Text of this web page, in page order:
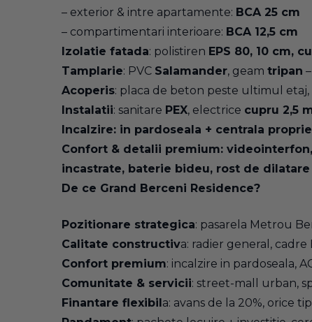
– exterior & intre apartamente: BCA 25 cm
– compartimentari interioare: BCA 12,5 cm
Izolatie fatada: polistiren EPS 80, 10 cm,
Tamplarie: PVC Salamander, geam tripan
Acoperis: placa de beton peste ultimul etaj,
Instalatii: sanitare PEX, electrice cupru 2,5
Incalzire: in pardoseala + centrala
Confort & detalii premium:
incastrate, baterie bideu, rost de
De ce Grand Berceni Residence?
Pozitionare strategica: pasarela Metrou
Calitate constructiva: radier general,
Confort premium: incalzire in pardoseala,
Comunitate & servicii: street-mall urban,
Finantare flexibila: avans de la 20%, orice